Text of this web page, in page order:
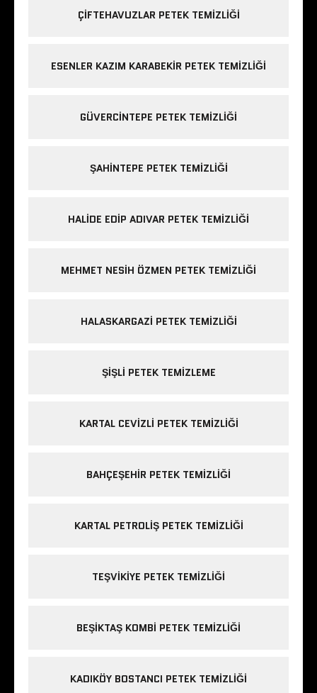
ÇIFTEHAVUZLAR PETEK TEMIZLIĞI
ESENLER KAZIM KARABEKIR PETEK TEMIZLIĞI
GÜVERCINTEPE PETEK TEMIZLIĞI
ŞAHINTEPE PETEK TEMIZLIĞI
HALIDE EDIP ADIVAR PETEK TEMIZLIĞI
MEHMET NESIH ÖZMEN PETEK TEMIZLIĞI
HALASKARGAZI PETEK TEMIZLIĞI
ŞIŞLI PETEK TEMIZLEME
KARTAL CEVIZLI PETEK TEMIZLIĞI
BAHÇEŞEHIR PETEK TEMIZLIĞI
KARTAL PETROLIŞ PETEK TEMIZLIĞI
TEŞVIKIYE PETEK TEMIZLIĞI
BEŞIKTAŞ KOMBI PETEK TEMIZLIĞI
KADIKÖY BOSTANCI PETEK TEMIZLIĞI